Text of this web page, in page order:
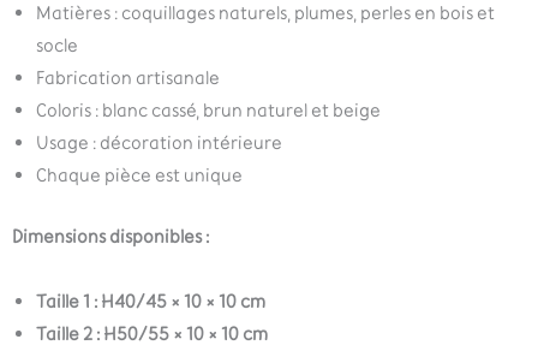
Matières : coquillages naturels, plumes, perles en bois et
socle
Fabrication artisanale
Coloris : blanc cassé, brun naturel et beige
Usage : décoration intérieure
Chaque pièce est unique
Dimensions disponibles :
Taille 1 : H40/45 × 10 × 10 cm
Taille 2 : H50/55 × 10 × 10 cm